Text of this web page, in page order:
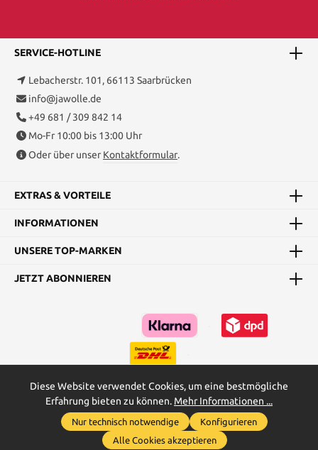
SERVICE-HOTLINE
Lebacherstr. 101, 66113 Saarbrücken
info@jawolle.de
+49 681 / 309 842 14
Mo-Fr 10:00 bis 13:00 Uhr
Oder über unser Kontaktformular.
EXTRAS & VORTEILE
INFORMATIONEN
UNSERE TOP-MARKEN
JETZT ABONNIEREN
Kataloge Maßtabellen & Grundanleitungen
* Alle Preise inkl. gesetzl. Mehrwertsteuer zzgl. Versandkosten
Werkzeugleiste anzeigen
Diese Website verwendet Cookies, um eine bestmögliche
Erfahrung bieten zu können. Mehr Informationen ...
Nur technisch notwendige
Konfigurieren
Alle Cookies akzeptieren